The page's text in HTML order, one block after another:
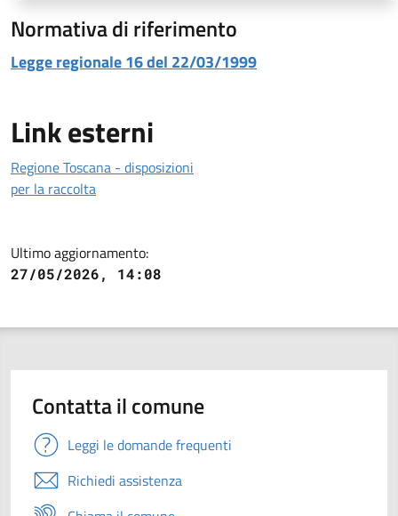
Normativa di riferimento
Legge regionale 16 del 22/03/1999
Link esterni
Regione Toscana - disposizioni
per la raccolta
Ultimo aggiornamento:
27/05/2026, 14:08
Contatta il comune
Leggi le domande frequenti
Richiedi assistenza